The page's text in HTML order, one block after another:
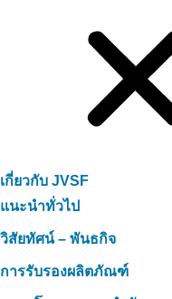
เกี่ยวกับ JVSF
แนะนำทั่วไป
วิสัยทัศน์ – พันธกิจ
การรับรองผลิตภัณฑ์